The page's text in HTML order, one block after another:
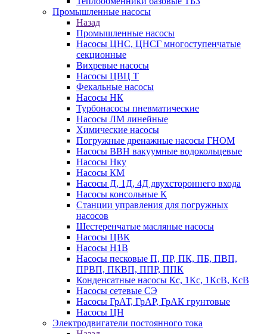
Промышленные насосы
Назад
Промышленные насосы
Насосы ЦНС, ЦНСГ многоступенчатые
секционные
Вихревые насосы
Насосы ЦВЦ Т
Фекальные насосы
Насосы НК
Турбонасосы пневматические
Насосы ЛМ линейные
Химические насосы
Погружные дренажные насосы ГНОМ
Насосы ВВН вакуумные водокольцевые
Насосы Нку
Насосы КМ
Насосы Д, 1Д, 4Д двухстороннего входа
Насосы консольные К
Станции управления для погружных
насосов
Шестеренчатые масляные насосы
Насосы ЦВК
Насосы Н1В
Насосы песковые П, ПР, ПК, ПБ, ПВП,
ПРВП, ПКВП, ППР, ППК
Конденсатные насосы Кс, 1Кс, 1КсВ, КсВ
Насосы сетевые СЭ
Насосы ГрАТ, ГрАР, ГрАК грунтовые
Насосы ЦН
Электродвигатели постоянного тока